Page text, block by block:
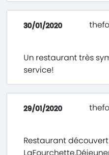
30/01/2020
Un restaurant très
service!
29/01/2020
Restaurant